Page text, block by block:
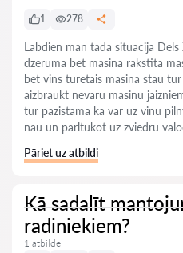
1 278
Labdien man tada situacija
dzeruma bet masina rakstita
bet vins turetais masina stau
aizbraukt nevaru masinu
tur pazistama ka var uz vinu
nau un parltukot uz zviedru
Pāriet uz atbildi
Kā sadalīt
radiniekiem?
1 atbilde